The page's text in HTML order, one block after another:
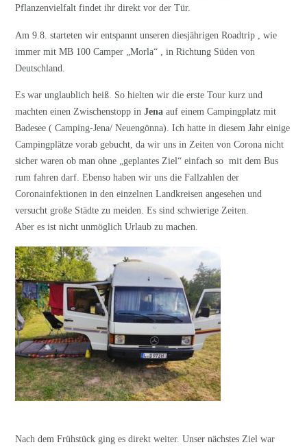
Pflanzenvielfalt findet ihr direkt vor der Tür.
Am 9.8. starteten wir entspannt unseren diesjährigen Roadtrip , wie
immer mit MB 100 Camper „Morla“ , in Richtung Süden von
Deutschland.
Es war unglaublich heiß. So hielten wir die erste Tour kurz und
machten einen Zwischenstopp in Jena auf einem Campingplatz mit
Badesee ( Camping-Jena/ Neuengönna). Ich hatte in diesem Jahr einige
Campingplätze vorab gebucht, da wir uns in Zeiten von Corona nicht
sicher waren ob man ohne „geplantes Ziel“ einfach so mit dem Bus
rum fahren darf. Ebenso haben wir uns die Fallzahlen der
Coronainfektionen in den einzelnen Landkreisen angesehen und
versucht große Städte zu meiden. Es sind schwierige Zeiten.
Aber es ist nicht unmöglich Urlaub zu machen.
Nach dem Frühstück ging es direkt weiter. Unser nächstes Ziel war